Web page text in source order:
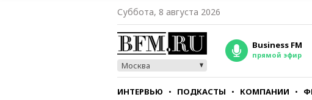
Суббота, 8 августа 2026
Москва
Business FM
прямой эфир
ИНТЕРВЬЮ ПОДКАСТЫ КОМПАНИИ